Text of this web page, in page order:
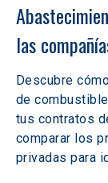
las
Descubre
de
tus contratos
comparar los
privadas para